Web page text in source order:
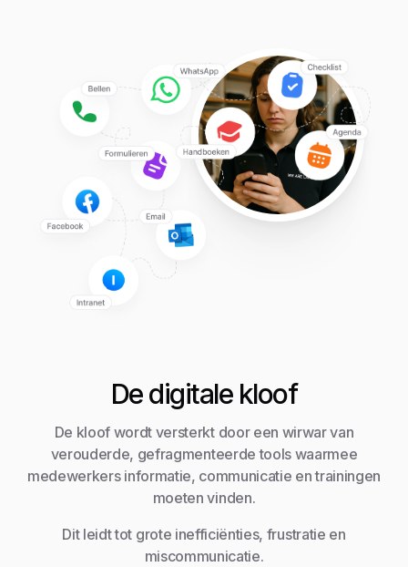
De digitale kloof
De kloof wordt versterkt door een wirwar van
verouderde, gefragmenteerde tools waarmee
medewerkers informatie, communicatie en trainingen
moeten vinden.
Dit leidt tot grote inefficiënties, frustratie en
miscommunicatie.